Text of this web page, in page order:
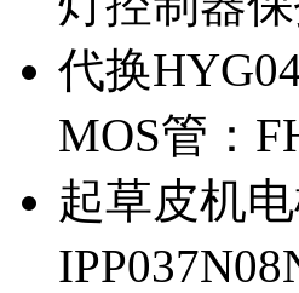
代换
MOS管：
起草皮机